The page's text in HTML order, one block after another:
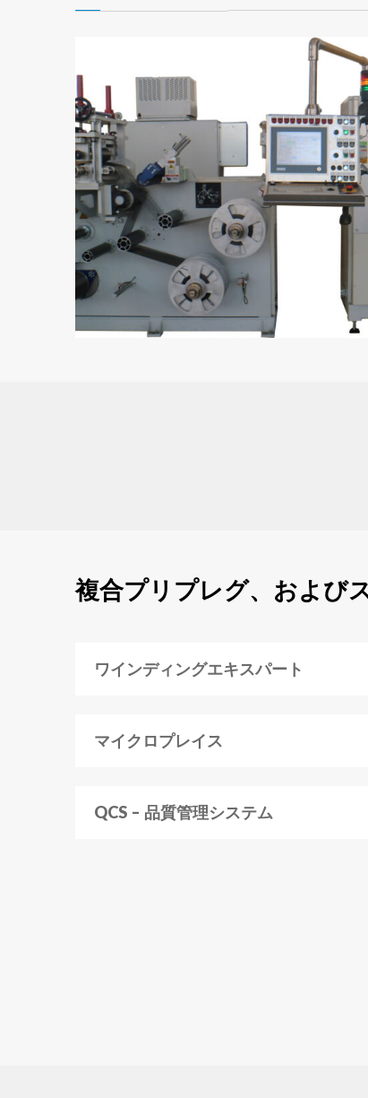
複合プリプレグ、および
ワインディングエキスパート
マイクロプレイス
QCS – 品質管理システム